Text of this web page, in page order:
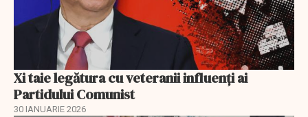
Xi taie legătura cu veteranii influenți ai
Partidului Comunist
30 IANUARIE 2026